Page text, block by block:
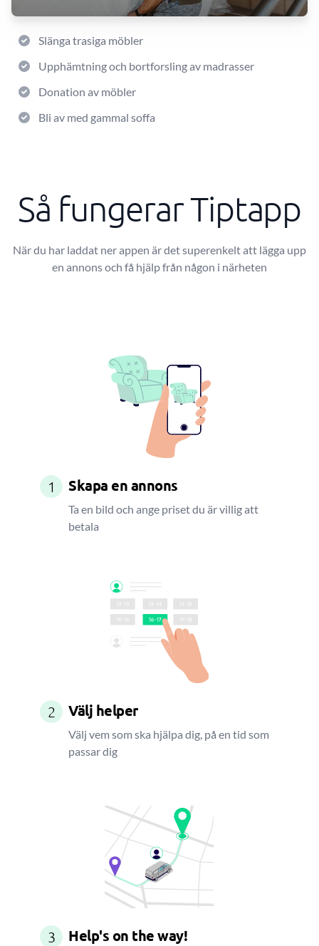
Slänga trasiga möbler
Upphämtning och bortforsling av madrasser
Donation av möbler
Bli av med gammal soffa
Så fungerar Tiptapp
När du har laddat ner appen är det superenkelt att lägga upp
en annons och få hjälp från någon i närheten
1 Skapa en annons
Ta en bild och ange priset du är villig att
betala
2 Välj helper
Välj vem som ska hjälpa dig, på en tid som
passar dig
3 Help's on the way!